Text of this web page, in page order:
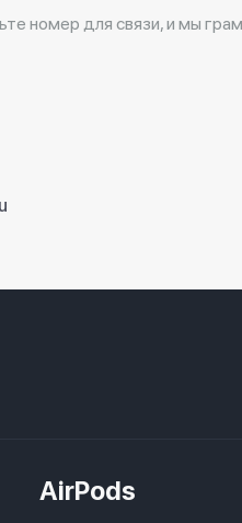
номер для связи, и мы
AirPods